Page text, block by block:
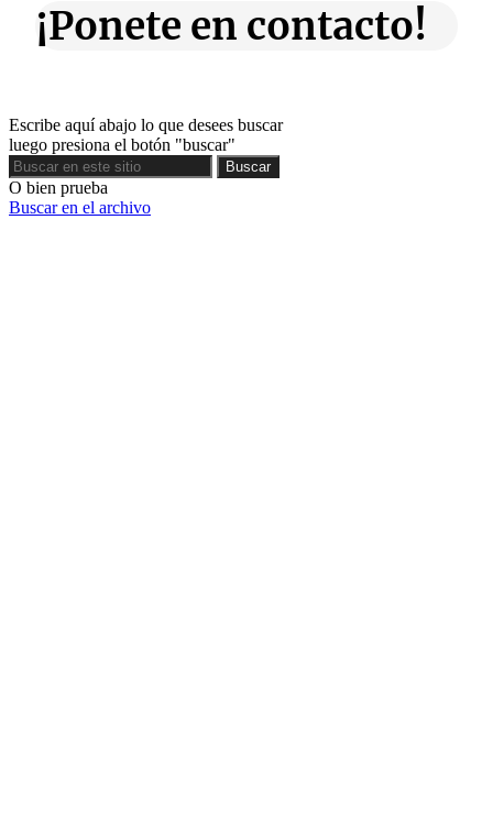
¡Ponete en contacto!
Escribe aquí abajo lo que desees buscar
luego presiona el botón "buscar"
Buscar
Buscar
O bien prueba
Buscar en el archivo